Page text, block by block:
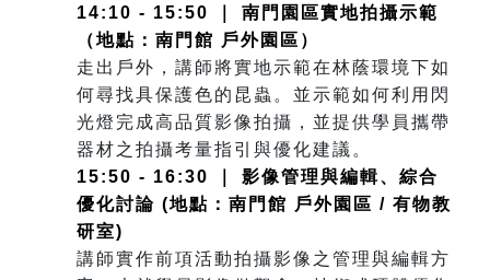
14:10 - 15:50 ｜ 南門園區實地拍攝示範
（地點：南門館 戶外園區）
走出戶外，講師將實地示範在林蔭環境下如
何尋找具保護色的昆蟲。並示範如何利用閃
光燈完成高品質影像拍攝，並提供學員攜帶
器材之拍攝考量指引與優化建議。
15:50 - 16:30 ｜ 影像管理與編輯、綜合
優化討論 (地點：南門館 戶外園區 / 有物教
研室)
講師實作前項活動拍攝影像之管理與編輯方